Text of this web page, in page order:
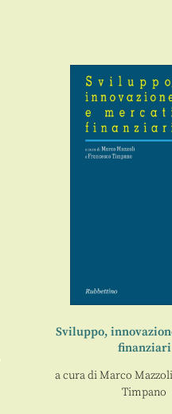
Sviluppo,
finanziari
a cura diMarco Mazzoli
Timpano